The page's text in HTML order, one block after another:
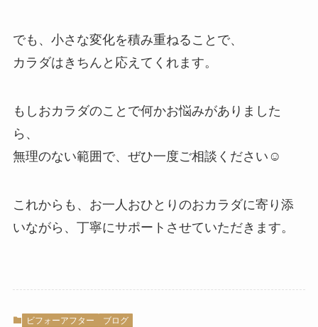
でも、小さな変化を積み重ねることで、
カラダはきちんと応えてくれます。
もしおカラダのことで何かお悩みがありました
ら、
無理のない範囲で、ぜひ一度ご相談ください☺️
これからも、お一人おひとりのおカラダに寄り添
いながら、丁寧にサポートさせていただきます。
ビフォーアフター ブログ